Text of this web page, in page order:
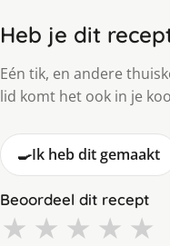
Heb je dit
Eén tik, en andere
lid komt het ook in je
🍳Ik heb dit gemaakt
Beoordeel dit recept
★ ★ ★ ★ ★